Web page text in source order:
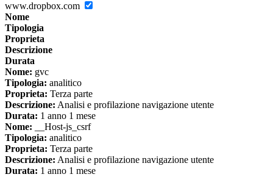
www.dropbox.com
Nome
Tipologia
Proprieta
Descrizione
Durata
Nome: gvc
Tipologia: analitico
Proprieta: Terza parte
Descrizione: Analisi e profilazione navigazione utente
Durata: 1 anno 1 mese
Nome: __Host-js_csrf
Tipologia: analitico
Proprieta: Terza parte
Descrizione: Analisi e profilazione navigazione utente
Durata: 1 anno 1 mese